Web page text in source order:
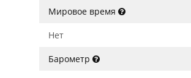
Мировое время
Нет
Барометр